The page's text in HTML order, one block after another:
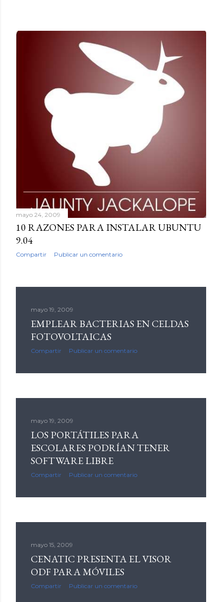
mayo 24, 2009
10 RAZONES PARA INSTALAR UBUNTU
9.04
Compartir Publicar un comentario
mayo 19, 2009
EMPLEAR BACTERIAS EN CELDAS
FOTOVOLTAICAS
Compartir Publicar un comentario
mayo 19, 2009
LOS PORTÁTILES PARA
ESCOLARES PODRÍAN TENER
SOFTWARE LIBRE
Compartir Publicar un comentario
mayo 15, 2009
CENATIC PRESENTA EL VISOR
ODF PARA MÓVILES
Compartir Publicar un comentario